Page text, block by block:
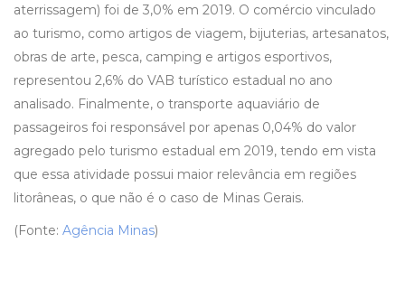
aterrissagem) foi de 3,0% em 2019. O comércio vinculado
ao turismo, como artigos de viagem, bijuterias, artesanatos,
obras de arte, pesca, camping e artigos esportivos,
representou 2,6% do VAB turístico estadual no ano
analisado. Finalmente, o transporte aquaviário de
passageiros foi responsável por apenas 0,04% do valor
agregado pelo turismo estadual em 2019, tendo em vista
que essa atividade possui maior relevância em regiões
litorâneas, o que não é o caso de Minas Gerais.
(Fonte: Agência Minas)